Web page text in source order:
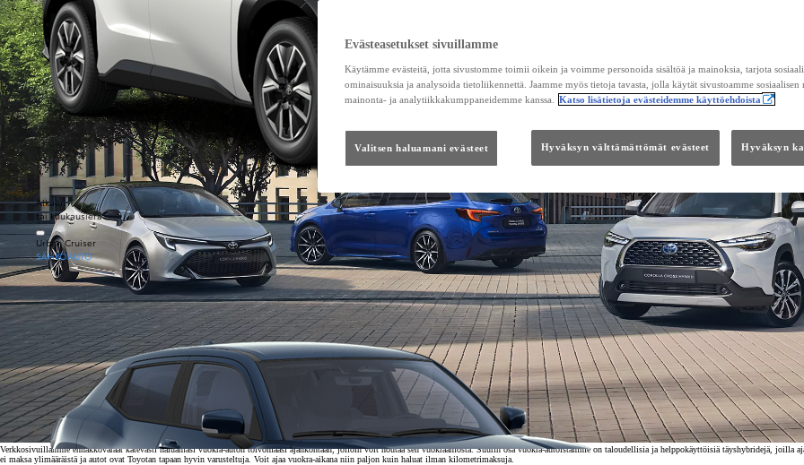
Alkaen
tai kuukausierä
Urban Cruiser
SÄHKÖAUTO
Verkkosivuillamme ennakkovaraat kätevästi haluamasi vuokra-auton toivomaasi ajankohtaan, jolloin voit noutaa sen vuokraamosta. Suurin osa vuokra-autoistamme on taloudellisia ja helppokäyttöisiä täyshybridejä,
ei maksa ylimääräistä ja autot ovat Toyotan tapaan hyvin varusteltuja. Voit ajaa vuokra-aikana niin paljon kuin haluat ilman kilometrimaksuja.
Evästeasetukset sivuillamme
Käytämme evästeitä, jotta sivustomme toimii oikein ja voimme personoida sisältöä ja mainoksia, tarjota
ominaisuuksia ja analysoida tietoliikennettä. Jaamme myös tietoja tavasta, jolla käytät sivustoamme sosiaalisen
mainonta- ja analytiikkakumppaneidemme kanssa.
Katso lisätietoja evästeidemme käyttöehdoista
Valitsen haluamani evästeet Hyväksyn välttämättömät evästeet Hyväksyn